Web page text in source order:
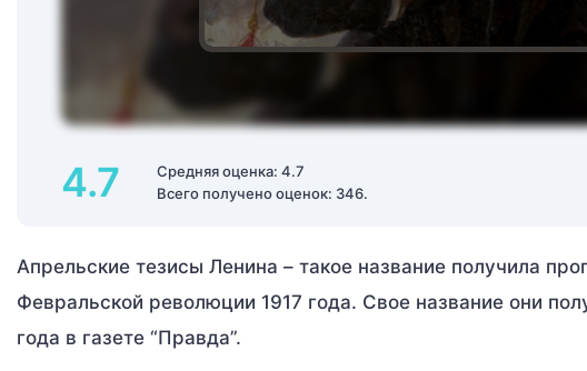
4.7
Средняя оценка: 4.7
Всего получено оценок: 346.
Апрельские тезисы Ленина – такое название получила
Февральской революции 1917 года. Свое название они
года в газете “Правда”.